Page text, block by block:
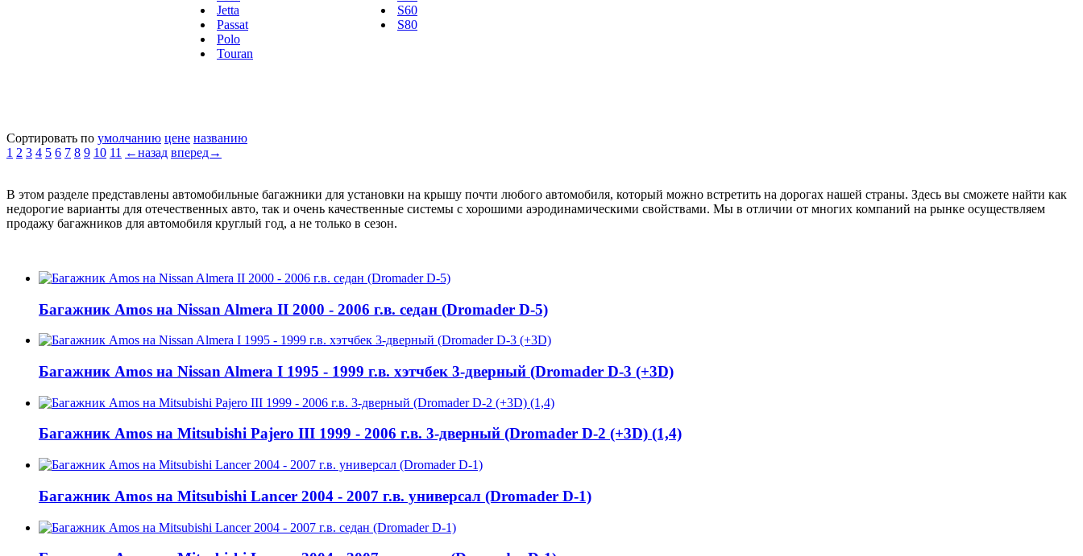
Jetta
Passat
Polo
Touran
S60
S80
Сортировать по умолчанию цене названию
1 2 3 4 5 6 7 8 9 10 11 ←назад вперед→
В этом разделе представлены автомобильные багажники для установки на крышу почти любого автомобиля, который можно встретить на дорогах нашей страны. Здесь вы сможете найти как
недорогие варианты для отечественных авто, так и очень качественные системы с хорошими аэродинамическими свойствами. Мы в отличии от многих компаний на рынке осуществляем
продажу багажников для автомобиля круглый год, а не только в сезон.
Багажник Amos на Nissan Almera II 2000 - 2006 г.в. седан (Dromader D-5)
Багажник Amos на Nissan Almera I 1995 - 1999 г.в. хэтчбек 3-дверный (Dromader D-3 (+3D)
Багажник Amos на Mitsubishi Pajero III 1999 - 2006 г.в. 3-дверный (Dromader D-2 (+3D) (1,4)
Багажник Amos на Mitsubishi Lancer 2004 - 2007 г.в. универсал (Dromader D-1)